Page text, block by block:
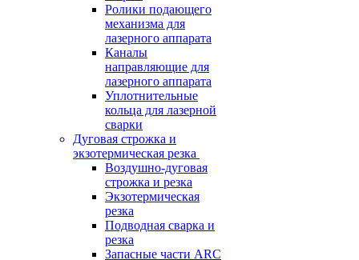
Ролики подающего
механизма для
лазерного аппарата
Каналы
направляющие для
лазерного аппарата
Уплотнительные
кольца для лазерной
сварки
Дуговая строжка и
экзотермическая резка
Воздушно-дуговая
строжка и резка
Экзотермическая
резка
Подводная сварка и
резка
Запасные части ARC